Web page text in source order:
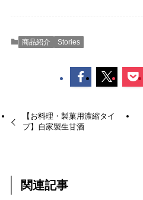
商品紹介 Stories
【お料理・製菓用濃縮タイ
プ】自家製生甘酒
関連記事